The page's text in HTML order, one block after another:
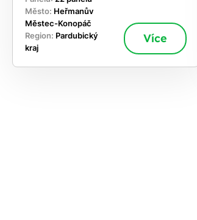
Město: Heřmanův
Městec-Konopáč
Region: Pardubický
kraj
Více